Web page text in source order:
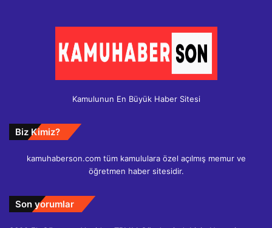
Kamulunun En Büyük Haber Sitesi
Biz Kimiz?
kamuhaberson.com tüm kamululara özel açılmış memur ve
öğretmen haber sitesidir.
Son yorumlar